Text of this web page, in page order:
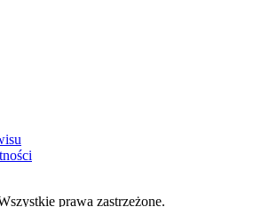
prawa zastrzeżone.